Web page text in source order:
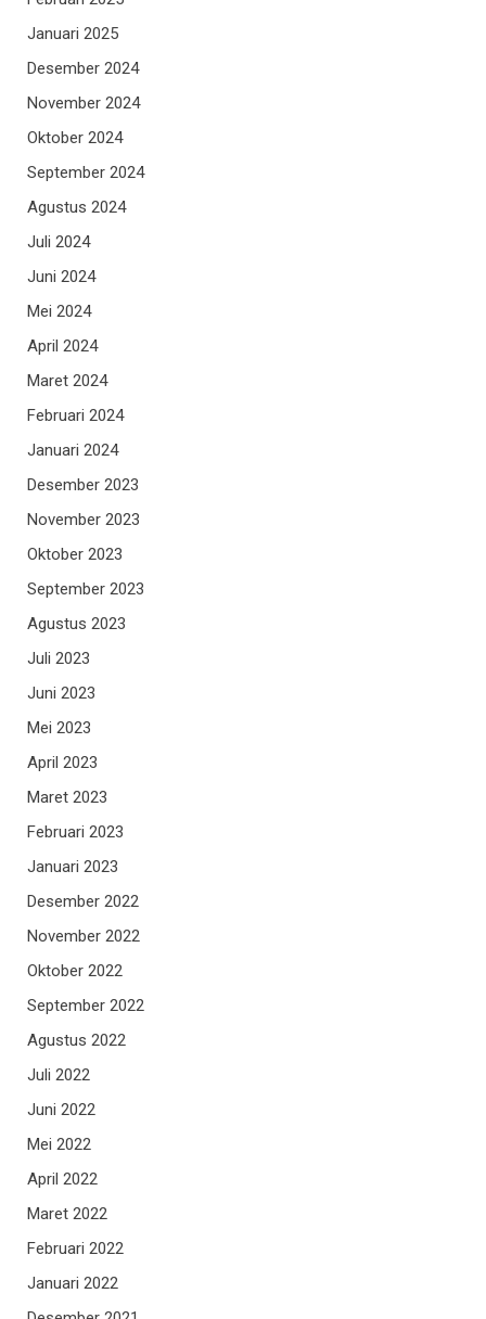
Januari 2025
Desember 2024
November 2024
Oktober 2024
September 2024
Agustus 2024
Juli 2024
Juni 2024
Mei 2024
April 2024
Maret 2024
Februari 2024
Januari 2024
Desember 2023
November 2023
Oktober 2023
September 2023
Agustus 2023
Juli 2023
Juni 2023
Mei 2023
April 2023
Maret 2023
Februari 2023
Januari 2023
Desember 2022
November 2022
Oktober 2022
September 2022
Agustus 2022
Juli 2022
Juni 2022
Mei 2022
April 2022
Maret 2022
Februari 2022
Januari 2022